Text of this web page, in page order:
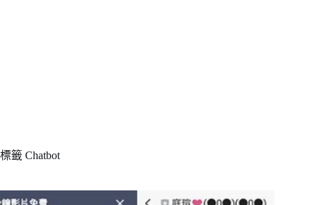
標籤 Chatbot